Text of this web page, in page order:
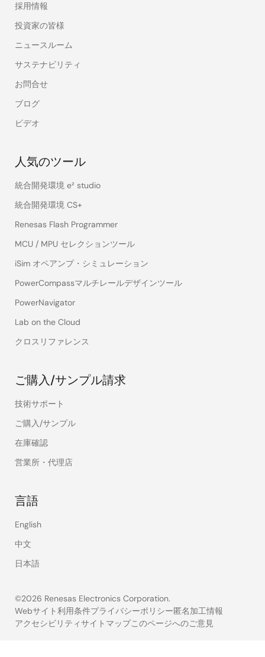
採用情報
投資家の皆様
ニュースルーム
サステナビリティ
お問合せ
ブログ
ビデオ
人気のツール
統合開発環境 e² studio
統合開発環境 CS+
Renesas Flash Programmer
MCU / MPU セレクションツール
iSim オペアンプ・シミュレーション
PowerCompassマルチレールデザインツール
PowerNavigator
Lab on the Cloud
クロスリファレンス
ご購入/サンプル請求
技術サポート
ご購入/サンプル
在庫確認
営業所・代理店
言語
English
中文
日本語
©2026 Renesas Electronics Corporation.
Legal
Webサイト利用条件プライバシーポリシー匿名加工情報
アクセシビリティサイトマップこのページへのご意見